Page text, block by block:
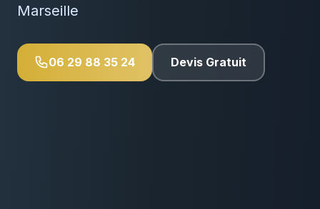
Marseille
06 29 88 35 24 Devis Gratuit